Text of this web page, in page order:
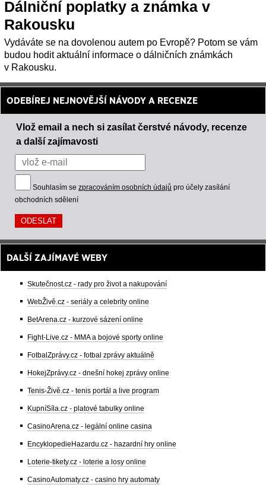
Dálniční poplatky a známka v
Rakousku
Vydáváte se na dovolenou autem po Evropě? Potom se vám
budou hodit aktuální informace o dálničních známkách
v Rakousku.
ODEBÍREJ NEJNOVĚJŠÍ NÁVODY A RECENZE
Vlož email a nech si zasílat čerstvé návody, recenze
a další zajímavosti
Souhlasím se zpracováním osobních údajů pro účely zasílání
obchodních sdělení
DALŠÍ ZAJÍMAVÉ WEBY
Skutečnost.cz - rady pro život a nakupování
WebŽivě.cz - seriály a celebrity online
BetArena.cz - kurzové sázení online
Fight-Live.cz - MMA a bojové sporty online
FotbalZprávy.cz - fotbal zprávy aktuálně
HokejZprávy.cz - dnešní hokej zprávy online
Tenis-Živě.cz - tenis portál a live program
KupníSíla.cz - platové tabulky online
CasinoArena.cz - legální online casina
EncyklopedieHazardu.cz - hazardní hry online
Loterie-tikety.cz - loterie a losy online
CasinoAutomaty.cz - casino hry automaty